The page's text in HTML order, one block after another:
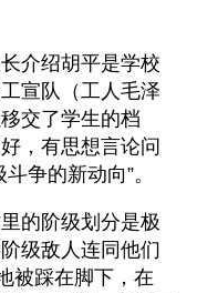
介绍胡平是学校
宣队（工人毛泽
交了学生的档
，有思想言论问
争的新动向”。
的阶级划分是极
级敌人连同他们
被踩在脚下，在